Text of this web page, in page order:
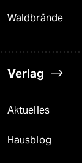
Waldbrände
Verlag
Aktuelles
Hausblog